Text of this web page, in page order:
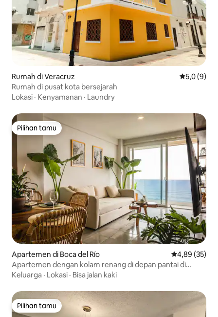
Rumah di Veracruz Nilai rata-
5,0 (9)
Rumah di pusat kota bersejarah
Lokasi · Kenyamanan · Laundry
Pilihan tamu
Pilihan tamu
Apartemen di Boca del Río Nilai rata-rata
4,89 (35)
Apartemen dengan kolam renang di depan pantai di
Veracruz
Keluarga · Lokasi · Bisa jalan kaki
Pilihan tamu
Pilihan tamu